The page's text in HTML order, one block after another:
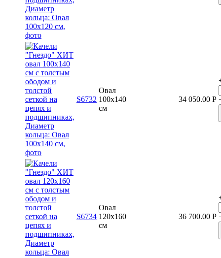
S6732
Овал
100x140
см
34 050.00 Р
S6734
Овал
120x160
см
36 700.00 Р